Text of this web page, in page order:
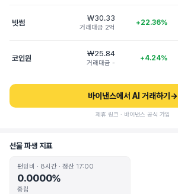
빗썸
₩30.33
거래대금 2억
+22.36%
코인원
₩25.84
거래대금 -
+4.24%
바이낸스에서 AI 거래하기 →
제휴 링크 · 바이낸스 공식 가입
선물 파생 지표
펀딩비 · 8시간 · 정산 17:00
0.0000%
중립